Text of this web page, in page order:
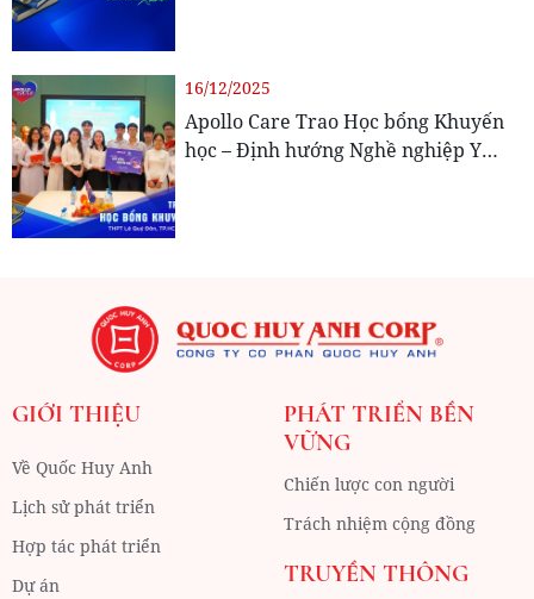
16/12/2025
Apollo Care Trao Học bổng Khuyến
học – Định hướng Nghề nghiệp Y
GIỚI THIỆU
Về Quốc Huy Anh
Lịch sử phát triển
Hợp tác phát triển
Dự án
PHÁT TRIỂN BỀN
VỮNG
Chiến lược con người
Trách nhiệm cộng đồng
TRUYỀN THÔNG